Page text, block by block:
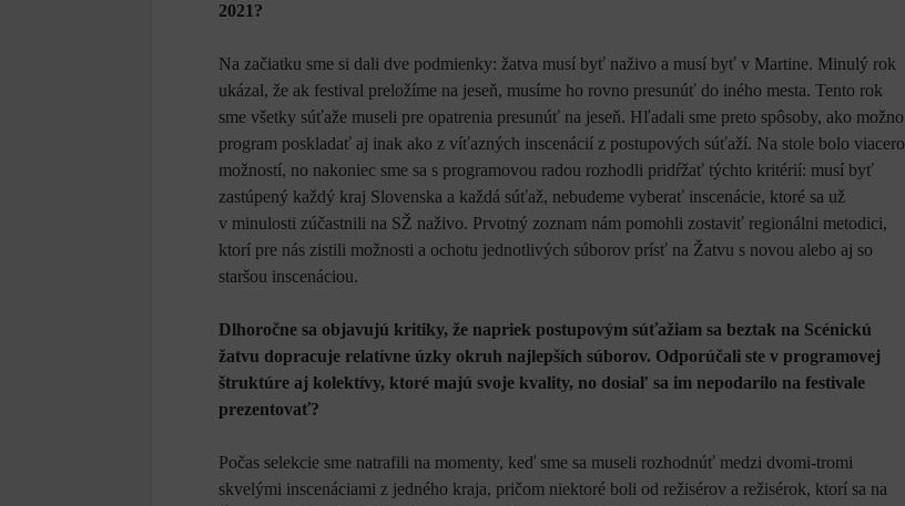
2021?
Na začiatku sme si dali dve podmienky: žatva musí byť naživo a musí byť v Martine. Minulý rok
ukázal, že ak festival preložíme na jeseň, musíme ho rovno presunúť do iného mesta. Tento rok
sme všetky súťaže museli pre opatrenia presunúť na jeseň. Hľadali sme preto spôsoby, ako možno
program poskladať aj inak ako z víťazných inscenácií z postupových súťaží. Na stole bolo viacero
možností, no nakoniec sme sa s programovou radou rozhodli pridŕžať týchto kritérií: musí byť
zastúpený každý kraj Slovenska a každá súťaž, nebudeme vyberať inscenácie, ktoré sa už
v minulosti zúčastnili na SŽ naživo. Prvotný zoznam nám pomohli zostaviť regionálni metodici,
ktorí pre nás zistili možnosti a ochotu jednotlivých súborov prísť na Žatvu s novou alebo aj so
staršou inscenáciou.
Dlhoročne sa objavujú kritiky, že napriek postupovým súťažiam sa beztak na Scénickú
žatvu dopracuje relatívne úzky okruh najlepších súborov. Odporúčali ste v programovej
štruktúre aj kolektívy, ktoré majú svoje kvality, no dosiaľ sa im nepodarilo na festivale
prezentovať?
Počas selekcie sme natrafili na momenty, keď sme sa museli rozhodnúť medzi dvomi-tromi
skvelými inscenáciami z jedného kraja, pričom niektoré boli od režisérov a režisérok, ktorí sa na